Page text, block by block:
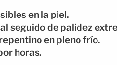
en la piel.
seguido de palidez
en pleno frío.
horas.